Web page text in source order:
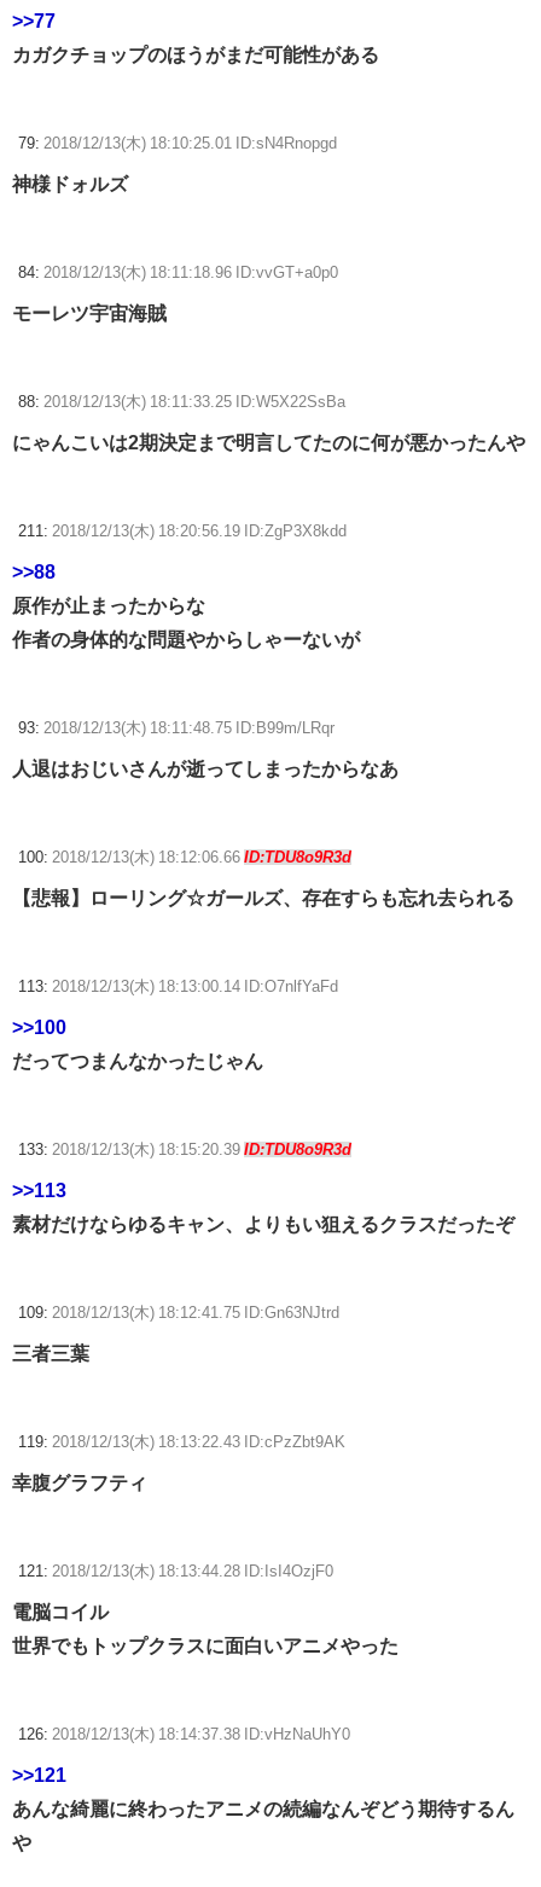
>>77
カガクチョップのほうがまだ可能性がある
79: 2018/12/13(木) 18:10:25.01 ID:sN4Rnopgd
神様ドォルズ
84: 2018/12/13(木) 18:11:18.96 ID:vvGT+a0p0
モーレツ宇宙海賊
88: 2018/12/13(木) 18:11:33.25 ID:W5X22SsBa
にゃんこいは2期決定まで明言してたのに何が悪かったんや
211: 2018/12/13(木) 18:20:56.19 ID:ZgP3X8kdd
>>88
原作が止まったからな
作者の身体的な問題やからしゃーないが
93: 2018/12/13(木) 18:11:48.75 ID:B99m/LRqr
人退はおじいさんが逝ってしまったからなあ
100: 2018/12/13(木) 18:12:06.66 ID:TDU8o9R3d
【悲報】ローリング☆ガールズ、存在すらも忘れ去られる
113: 2018/12/13(木) 18:13:00.14 ID:O7nlfYaFd
>>100
だってつまんなかったじゃん
133: 2018/12/13(木) 18:15:20.39 ID:TDU8o9R3d
>>113
素材だけならゆるキャン、よりもい狙えるクラスだったぞ
109: 2018/12/13(木) 18:12:41.75 ID:Gn63NJtrd
三者三葉
119: 2018/12/13(木) 18:13:22.43 ID:cPzZbt9AK
幸腹グラフティ
121: 2018/12/13(木) 18:13:44.28 ID:IsI4OzjF0
電脳コイル
世界でもトップクラスに面白いアニメやった
126: 2018/12/13(木) 18:14:37.38 ID:vHzNaUhY0
>>121
あんな綺麗に終わったアニメの続編なんぞどう期待するん
や